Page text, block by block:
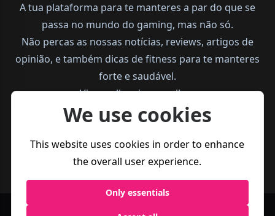
A tua plataforma para te manteres a par do que se
passa no mundo do gaming, mas não só.
Não percas as nossas notícias, reviews, artigos de
opinião, e também dicas de fitness para te manteres
forte e saudável.
Vive melhor, joga melhor.
We use cookies
This website uses cookies in order to enhance
the overall user experience.
Only essentials